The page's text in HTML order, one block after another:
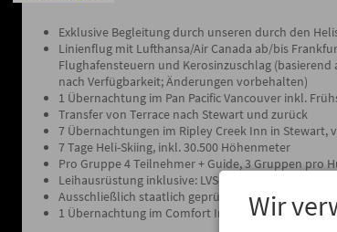
Exklusive Begleitung durch unseren durch den
Linienflug mit Lufthansa/Air Canada ab/bis
Flughafensteuern und Kerosinzuschlag
nach Verfügbarkeit; Änderungen vorbehalten)
1 Übernachtung im Pan Pacific Vancouver inkl.
Transfer von Terrace nach Stewart und zurück
7 Übernachtungen im Ripley Creek Inn in Stewart,
7 Tage Heli-Skiing, inkl. 30.500 Höhenmeter
Pro Gruppe 4 Teilnehmer + Guide, 3 Gruppen pro
Leihausrüstung inklusive: LVS-Gerät, Lawinen-
Ausschließlich staatlich geprüfte Bergführer
1 Übernachtung im Comfort Inn & Suites in
Wir